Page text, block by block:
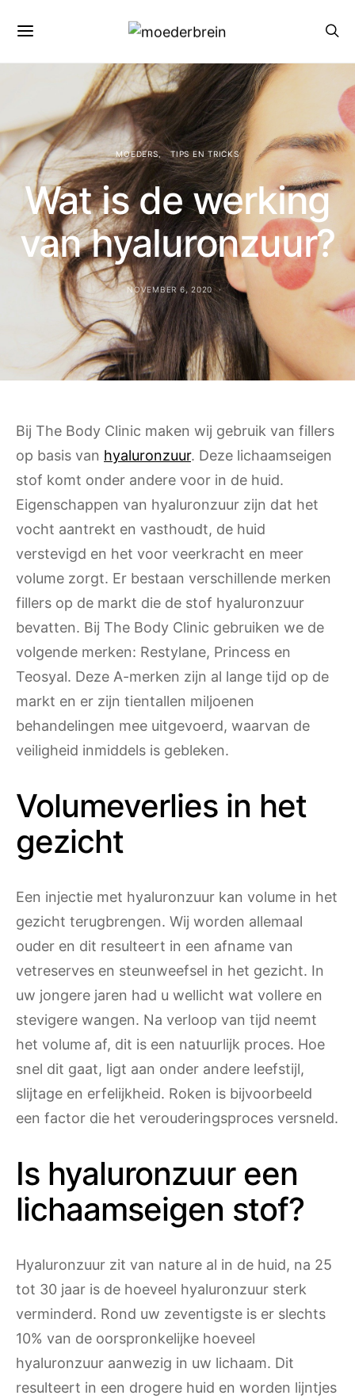
MOEDERS TIPS EN TRICKS
Wat is de werking
van hyaluronzuur?
NOVEMBER 6, 2020
Bij The Body Clinic maken wij gebruik van fillers
op basis van hyaluronzuur. Deze lichaamseigen
stof komt onder andere voor in de huid.
Eigenschappen van hyaluronzuur zijn dat het
vocht aantrekt en vasthoudt, de huid
verstevigd en het voor veerkracht en meer
volume zorgt. Er bestaan verschillende merken
fillers op de markt die de stof hyaluronzuur
bevatten. Bij The Body Clinic gebruiken we de
volgende merken: Restylane, Princess en
Teosyal. Deze A-merken zijn al lange tijd op de
markt en er zijn tientallen miljoenen
behandelingen mee uitgevoerd, waarvan de
veiligheid inmiddels is gebleken.
Volumeverlies in het
gezicht
Een injectie met hyaluronzuur kan volume in het
gezicht terugbrengen. Wij worden allemaal
ouder en dit resulteert in een afname van
vetreserves en steunweefsel in het gezicht. In
uw jongere jaren had u wellicht wat vollere en
stevigere wangen. Na verloop van tijd neemt
het volume af, dit is een natuurlijk proces. Hoe
snel dit gaat, ligt aan onder andere leefstijl,
slijtage en erfelijkheid. Roken is bijvoorbeeld
een factor die het verouderingsproces versneld.
Is hyaluronzuur een
lichaamseigen stof?
Hyaluronzuur zit van nature al in de huid, na 25
tot 30 jaar is de hoeveel hyaluronzuur sterk
verminderd. Rond uw zeventigste is er slechts
10% van de oorspronkelijke hoeveel
hyaluronzuur aanwezig in uw lichaam. Dit
resulteert in een drogere huid en worden lijntjes